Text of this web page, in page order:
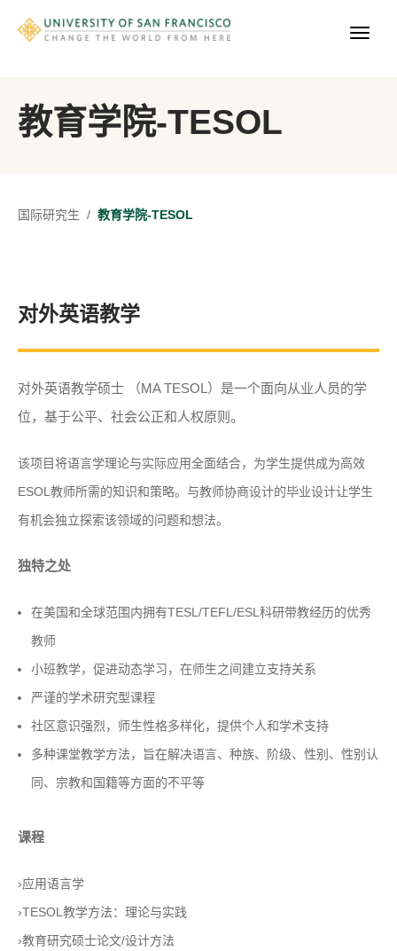
教育学院-TESOL
国际研究生 / ​教育学院-TESOL
对外英语教学
对外英语教学硕士 （MA TESOL）是一个面向从业人员的学
位，基于公平、社会公正和人权原则。
该项目将语言学理论与实际应用全面结合，为学生提供成为高效
ESOL教师所需的知识和策略。与教师协商设计的毕业设计让学生
有机会独立探索该领域的问题和想法。
独特之处
在美国和全球范围内拥有TESL/TEFL/ESL科研带教经历的优秀
教师
小班教学，促进动态学习，在师生之间建立支持关系
严谨的学术研究型课程
社区意识强烈，师生性格多样化，提供个人和学术支持
多种课堂教学方法，旨在解决语言、种族、阶级、性别、性别认
同、宗教和国籍等方面的不平等
课程
›应用语言学
›TESOL教学方法：理论与实践
›教育研究硕士论文/设计方法